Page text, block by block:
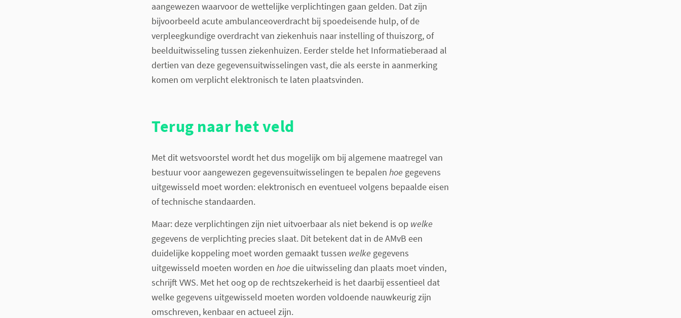
aangewezen waarvoor de wettelijke verplichtingen gaan gelden. Dat zijn
bijvoorbeeld acute ambulanceoverdracht bij spoedeisende hulp, of de
verpleegkundige overdracht van ziekenhuis naar instelling of thuiszorg, of
beelduitwisseling tussen ziekenhuizen. Eerder stelde het Informatieberaad al
dertien van deze gegevensuitwisselingen vast, die als eerste in aanmerking
komen om verplicht elektronisch te laten plaatsvinden.
Terug naar het veld
Met dit wetsvoorstel wordt het dus mogelijk om bij algemene maatregel van
bestuur voor aangewezen gegevensuitwisselingen te bepalen hoe gegevens
uitgewisseld moet worden: elektronisch en eventueel volgens bepaalde eisen
of technische standaarden.
Maar: deze verplichtingen zijn niet uitvoerbaar als niet bekend is op welke
gegevens de verplichting precies slaat. Dit betekent dat in de AMvB een
duidelijke koppeling moet worden gemaakt tussen welke gegevens
uitgewisseld moeten worden en hoe die uitwisseling dan plaats moet vinden,
schrijft VWS. Met het oog op de rechtszekerheid is het daarbij essentieel dat
welke gegevens uitgewisseld moeten worden voldoende nauwkeurig zijn
omschreven, kenbaar en actueel zijn.